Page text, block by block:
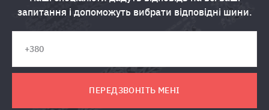
запитання і допоможуть вибрати відповідні шини.
ПЕРЕДЗВОНІТЬ МЕНІ